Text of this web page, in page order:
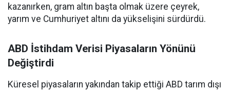
kazanırken, gram altın başta olmak üzere çeyrek,
yarım ve Cumhuriyet altını da yükselişini sürdürdü.
ABD İstihdam Verisi Piyasaların Yönünü
Değiştirdi
Küresel piyasaların yakından takip ettiği ABD tarım dışı